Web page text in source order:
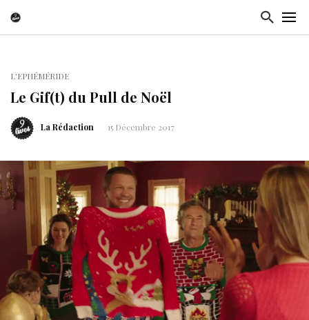
L'EPHÉMÉRIDE
Le Gif(t) du Pull de Noël
La Rédaction 15 Décembre 2017